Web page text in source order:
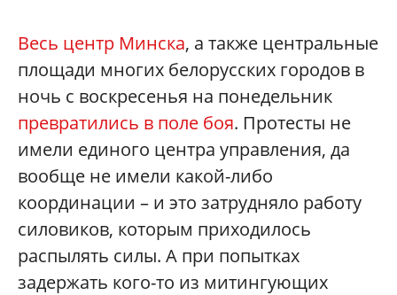
Весь центр Минска, а также центральные
площади многих белорусских городов в
ночь с воскресенья на понедельник
превратились в поле боя. Протесты не
имели единого центра управления, да
вообще не имели какой-либо
координации – и это затрудняло работу
силовиков, которым приходилось
распылять силы. А при попытках
задержать кого-то из митингующих